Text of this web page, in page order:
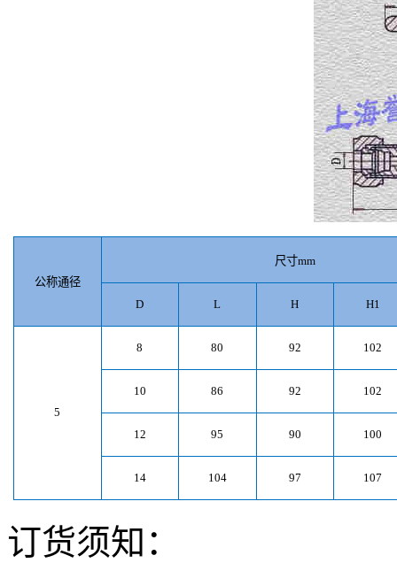
公称通径
尺寸mm
D L H H1
5
8 80 92 102
10 86 92 102
12 95 90 100
14 104 97 107
订货须知：